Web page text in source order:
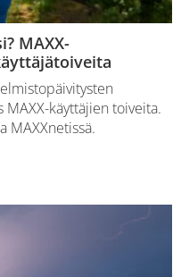
MAXX-
MAXX-käyttäjien toiveita.
MAXXnetissä.